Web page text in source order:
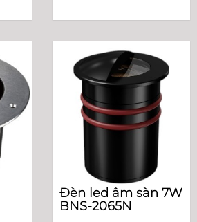
Đèn led âm sàn 7W
BNS-2065N